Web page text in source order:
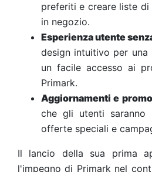
preferiti e creare liste
in negozio.
Esperienza utente
design intuitivo per una
un facile accesso ai
Primark.
Aggiornamenti e
che gli utenti
offerte speciali e
Il lancio della sua prima
l'impegno di Primark nel